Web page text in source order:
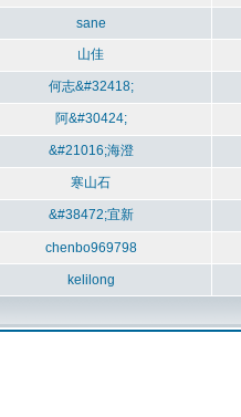
sane
山佳
何志&#32418;
阿&#30424;
&#21016;海澄
寒山石
&#38472;宜新
chenbo969798
kelilong